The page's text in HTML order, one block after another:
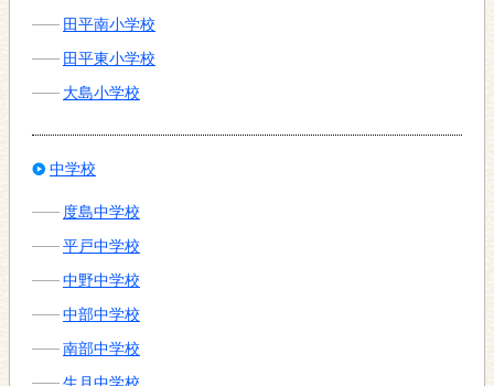
田平南小学校
田平東小学校
大島小学校
中学校
度島中学校
平戸中学校
中野中学校
中部中学校
南部中学校